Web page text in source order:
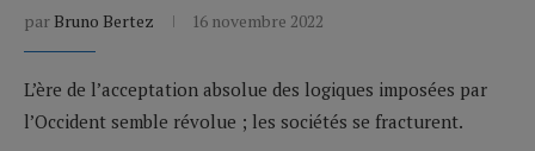
par Bruno Bertez 16 novembre 2022
L’ère de l’acceptation absolue des logiques imposées par
l’Occident semble révolue ; les sociétés se fracturent.